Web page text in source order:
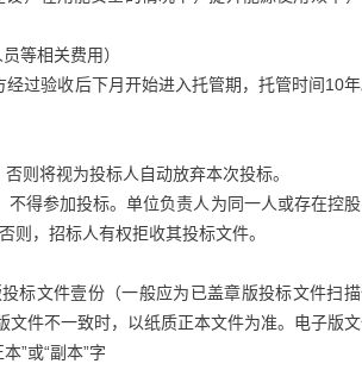
等相关费用）
过验收后下月开始进入托管期，托管时间10
则将视为投标人自动放弃本次投标。
得参加投标。单位负责人为同一人或存在控
，招标人有权拒收其投标文件。
标文件壹份（一般应为已盖章版投标文件扫
件不一致时，以纸质正本文件为准。电子版
”或“副本”字